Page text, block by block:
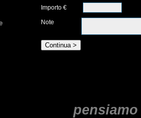
Importo €
Note
Continua >